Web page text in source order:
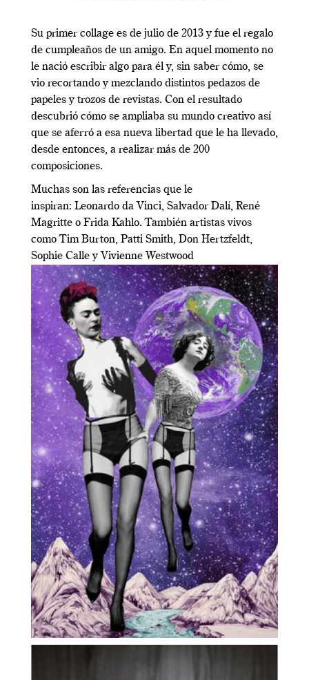
Su primer collage es de julio de 2013 y fue el regalo
de cumpleaños de un amigo. En aquel momento no
le nació escribir algo para él y, sin saber cómo, se
vio recortando y mezclando distintos pedazos de
papeles y trozos de revistas. Con el resultado
descubrió cómo se ampliaba su mundo creativo así
que se aferró a esa nueva libertad que le ha llevado,
desde entonces, a realizar más de 200
composiciones.
Muchas son las referencias que le
inspiran: Leonardo da Vinci, Salvador Dalí, René
Magritte o Frida Kahlo. También artistas vivos
como Tim Burton, Patti Smith, Don Hertzfeldt,
Sophie Calle y Vivienne Westwood